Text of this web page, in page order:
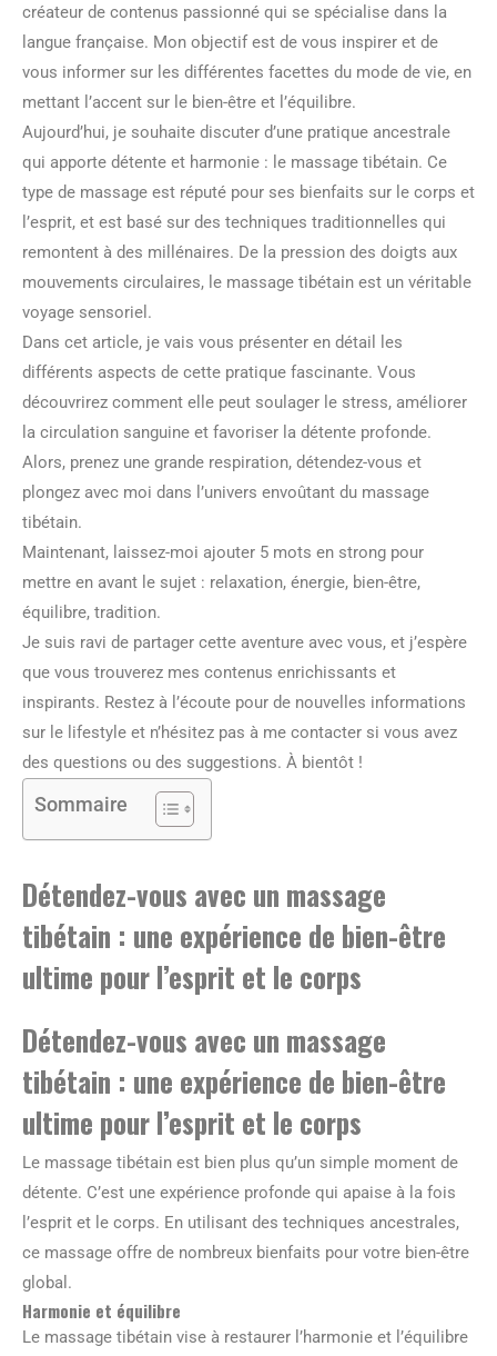
créateur de contenus passionné qui se spécialise dans la
langue française. Mon objectif est de vous inspirer et de
vous informer sur les différentes facettes du mode de vie, en
mettant l’accent sur le bien-être et l’équilibre.
Aujourd’hui, je souhaite discuter d’une pratique ancestrale
qui apporte détente et harmonie : le massage tibétain. Ce
type de massage est réputé pour ses bienfaits sur le corps et
l’esprit, et est basé sur des techniques traditionnelles qui
remontent à des millénaires. De la pression des doigts aux
mouvements circulaires, le massage tibétain est un véritable
voyage sensoriel.
Dans cet article, je vais vous présenter en détail les
différents aspects de cette pratique fascinante. Vous
découvrirez comment elle peut soulager le stress, améliorer
la circulation sanguine et favoriser la détente profonde.
Alors, prenez une grande respiration, détendez-vous et
plongez avec moi dans l’univers envoûtant du massage
tibétain.
Maintenant, laissez-moi ajouter 5 mots en strong pour
mettre en avant le sujet : relaxation, énergie, bien-être,
équilibre, tradition.
Je suis ravi de partager cette aventure avec vous, et j’espère
que vous trouverez mes contenus enrichissants et
inspirants. Restez à l’écoute pour de nouvelles informations
sur le lifestyle et n’hésitez pas à me contacter si vous avez
des questions ou des suggestions. À bientôt !
Sommaire
Détendez-vous avec un massage
tibétain : une expérience de bien-être
ultime pour l’esprit et le corps
Détendez-vous avec un massage
tibétain : une expérience de bien-être
ultime pour l’esprit et le corps
Le massage tibétain est bien plus qu’un simple moment de
détente. C’est une expérience profonde qui apaise à la fois
l’esprit et le corps. En utilisant des techniques ancestrales,
ce massage offre de nombreux bienfaits pour votre bien-être
global.
Harmonie et équilibre
Le massage tibétain vise à restaurer l’harmonie et l’équilibre